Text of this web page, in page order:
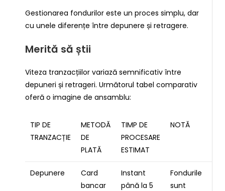
Gestionarea fondurilor este un proces simplu, dar
cu unele diferențe între depunere și retragere.
Merită să știi
Viteza tranzacțiilor variază semnificativ între
depuneri și retrageri. Următorul tabel comparativ
oferă o imagine de ansamblu:
TIP DE
TRANZACȚIE
METODĂ
DE
PLATĂ
TIMP DE
PROCESARE
ESTIMAT
NOTĂ
Depunere
Card
bancar
Instant
până la 5
Fondurile
sunt